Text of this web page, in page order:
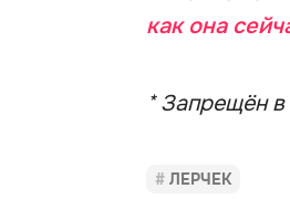
как она
* Запрещён
ЛЕРЧЕК